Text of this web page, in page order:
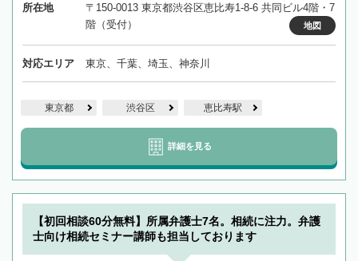
所在地
〒150-0013 東京都渋谷区恵比寿1-8-6 共同ビル4階・7
階（受付）
地図
対応エリア 東京、千葉、埼玉、神奈川
東京都 渋谷区 恵比寿駅
詳細を見る
【初回相談60分無料】所属弁護士7名。相続に注力。弁護
士向け相続セミナー講師も担当しております